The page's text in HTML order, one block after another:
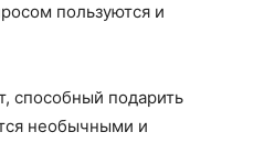
пользуются и
способный подарить
необычными и